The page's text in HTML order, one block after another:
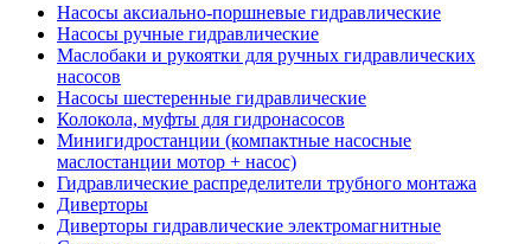
Насосы аксиально-поршневые гидравлические
Насосы ручные гидравлические
Маслобаки и рукоятки для ручных гидравлических
насосов
Насосы шестеренные гидравлические
Колокола, муфты для гидронасосов
Минигидростанции (компактные насосные
маслостанции мотор + насос)
Гидравлические распределители трубного монтажа
Диверторы
Диверторы гидравлические электромагнитные